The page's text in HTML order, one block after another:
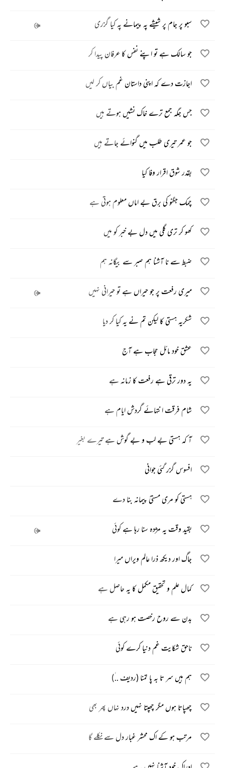
سبو پر جام پر شیشے پہ پیمانے پہ کیا گزری
جو سالک ہے تو اپنے نفس کا عرفان پیدا کر
اجازت دے کہ اپنی داستان غم بیاں کر لیں
جس جگہ جمع ترے خاک نشیں ہوتے ہیں
جو عمر تیری طلب میں گنوائے جاتے ہیں
بقدر شوق اقرار وفا کیا
چمک جگنو کی برق بے اماں معلوم ہوتی ہے
کھو کر تری گلی میں دل بے خبر کو میں
ضبط سے نا آشنا ہم صبر سے بیگانہ ہم
میری رفعت پر جو حیراں ہے تو حیرانی نہیں
شکریہ ہستی کا لیکن تم نے یہ کیا کر دیا
عشق خود مائل حجاب ہے آج
یہ دور ترقی ہے رفعت کا زمانہ ہے
شام فرقت انتہائے گردش ایام ہے
آ کہ ہستی بے لب و بے گوش ہے تیرے بغیر
افسوس گزر گئی جوانی
ہستی کو مری مستئ پیمانہ بنا دے
بقید وقت یہ مژدہ سنا رہا ہے کوئی
جاگ اور دیکھ ذرا عالم ویراں میرا
کمال علم و تحقیق مکمل کا یہ حاصل ہے
بدن سے روح رخصت ہو رہی ہے
ناحق شکایت غم دنیا کرے کوئی
ہم ہیں سر تا بہ پا تمنا (ردیف .. ٰ)
چھپاتا ہوں مگر چھپتا نہیں درد نہاں پھر بھی
مرتب ہو کے اک محشر غبار دل سے نکلے گا